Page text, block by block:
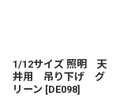
1/12サイズ 照明 天
井用 吊り下げ グ
リーン [DE098]